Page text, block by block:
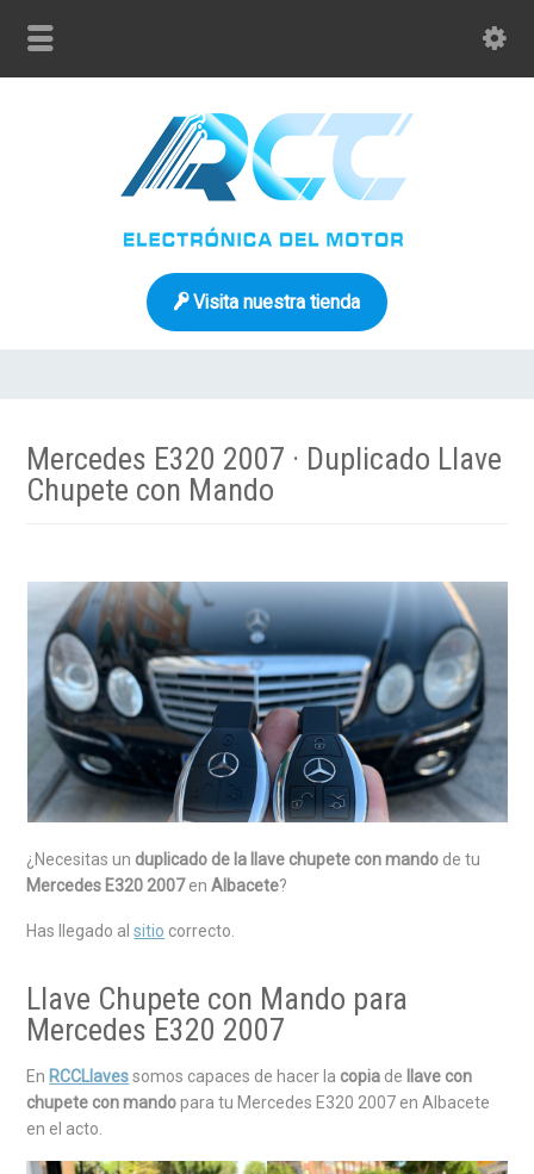
Visita nuestra tienda
Mercedes E320 2007 · Duplicado Llave
Chupete con Mando
¿Necesitas un duplicado de la llave chupete con mando de tu
Mercedes E320 2007enAlbacete?
Has llegado alsitio correcto.
Llave Chupete con Mando para
Mercedes E320 2007
En RCCLlavessomos capaces de hacer la copia de
llave con
chupete con mandopara tu Mercedes E320 2007 en Albacete
en el acto.